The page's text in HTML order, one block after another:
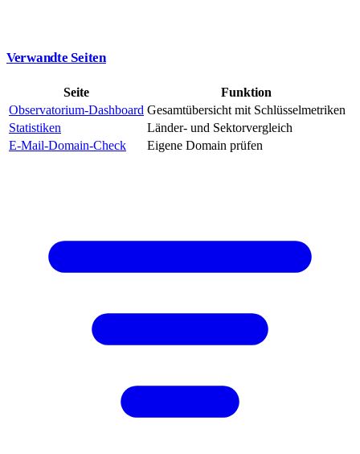
Verwandte Seiten
Seite
Funktion
Observatorium-Dashboard Gesamtübersicht mit Schlüsselmetriken
Statistiken
Länder- und Sektorvergleich
E-Mail-Domain-Check
Eigene Domain prüfen